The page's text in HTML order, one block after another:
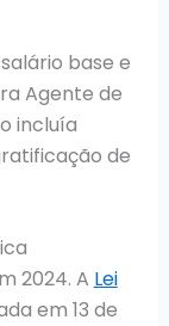
base e
Agente de
incluía
de
2024. A Lei
em 13 de